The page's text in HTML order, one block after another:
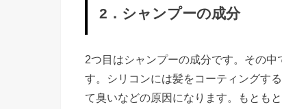
2．シャンプーの成分
2つ目はシャンプーの成分です。その
す。シリコンには髪をコーティングす
て臭いなどの原因になります。もとも